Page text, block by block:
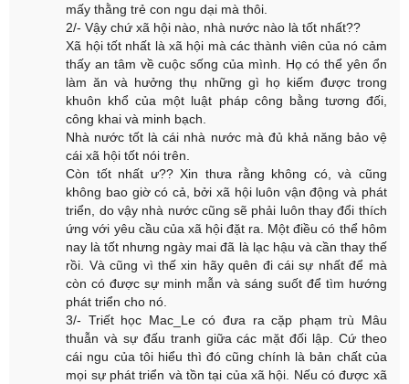
mấy thằng trẻ con ngu dại mà thôi.
2/- Vậy chứ xã hội nào, nhà nước nào là tốt nhất??
Xã hội tốt nhất là xã hội mà các thành viên của nó cảm
thấy an tâm về cuộc sống của mình. Họ có thể yên ổn
làm ăn và hưởng thụ những gì họ kiếm được trong
khuôn khổ của một luật pháp công bằng tương đối,
công khai và minh bạch.
Nhà nước tốt là cái nhà nước mà đủ khả năng bảo vệ
cái xã hội tốt nói trên.
Còn tốt nhất ư?? Xin thưa rằng không có, và cũng
không bao giờ có cả, bởi xã hội luôn vận động và phát
triển, do vậy nhà nước cũng sẽ phải luôn thay đổi thích
ứng với yêu cầu của xã hội đặt ra. Một điều có thể hôm
nay là tốt nhưng ngày mai đã là lạc hậu và cần thay thế
rồi. Và cũng vì thế xin hãy quên đi cái sự nhất để mà
còn có được sự minh mẫn và sáng suốt để tìm hướng
phát triển cho nó.
3/- Triết học Mac_Le có đưa ra cặp phạm trù Mâu
thuẫn và sự đấu tranh giữa các mặt đối lập. Cứ theo
cái ngu của tôi hiểu thì đó cũng chính là bản chất của
mọi sự phát triển và tồn tại của xã hội. Nếu có được xã